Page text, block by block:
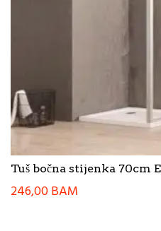
Tuš bočna stijenka 70cm
246,00BAM